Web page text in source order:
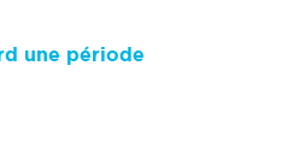
une période